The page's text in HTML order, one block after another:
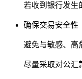
若收到银行发生
确保交易安全性
避免与敏感、高
尽量采取对公汇